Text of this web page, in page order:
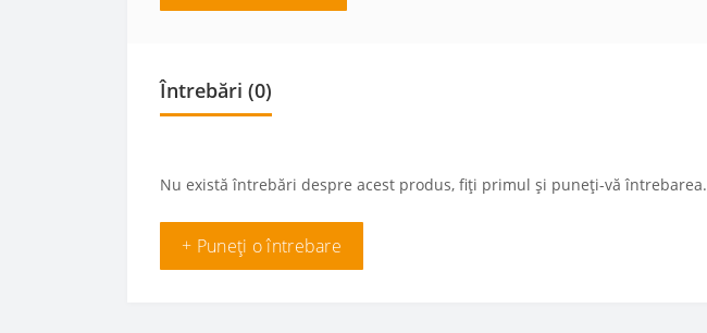
Întrebări (0)
Nu există întrebări despre acest produs, fiți primul și puneți-vă întrebarea.
+ Puneți o întrebare